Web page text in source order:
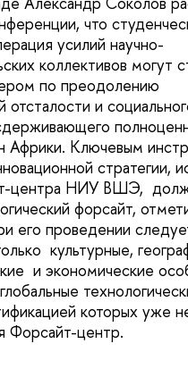
что
усилий научно-
коллективов могут
по преодолению
отсталости и
Африки. Ключевым
стратегии,
центра НИУ ВШЭ,
форсайт,
его проведении
культурные,
и экономические
которых уже
Форсайт-центр.